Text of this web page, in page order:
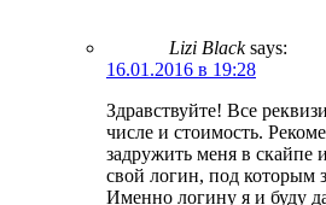
Lizi Black says:
16.01.2016 в 19:28
Здравствуйте! Все
числе и стоимость.
задружить меня в скайпе
свой логин, под которым
Именно логину я и буду